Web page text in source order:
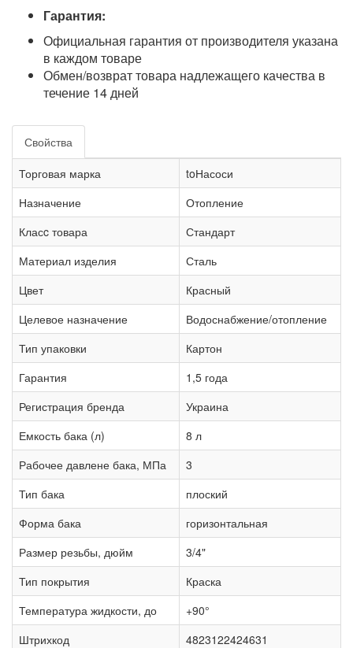
Гарантия:
Официальная гарантия от производителя указана
в каждом товаре
Обмен/возврат товара надлежащего качества в
течение 14 дней
Свойства
Торговая марка
toНасоси
Назначение
Отопление
Класc товара
Стандарт
Материал изделия
Сталь
Цвет
Красный
Целевое назначение
Водоснабжение/отопление
Тип упаковки
Картон
Гарантия
1,5 года
Регистрация бренда
Украина
Емкость бака (л)
8 л
Рабочее давлене бака, МПа
3
Тип бака
плоский
Форма бака
горизонтальная
Размер резьбы, дюйм
3/4"
Тип покрытия
Краска
Температура жидкости, до
+90°
Штрихкод
4823122424631